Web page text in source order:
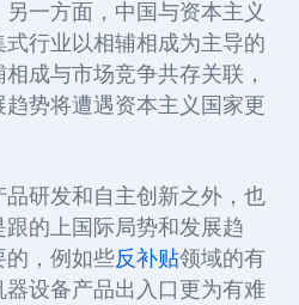
另一方面，中国与资本主义
式行业以相辅相成为主导的
成与市场竞争共存关联，
势将遭遇资本主义国家更
研发和自主创新之外，也
的上国际局势和发展趋
的，例如些反补贴领域的有
设备产品出入口更为有难